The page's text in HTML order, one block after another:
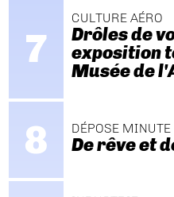
CULTURE AÉRO
Drôles de
exposition
Musée de
DÉPOSE MINUTE
De rêve et